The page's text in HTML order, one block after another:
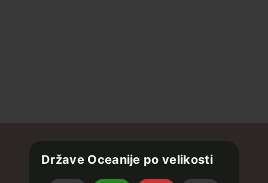
Države Oceanije po velikosti